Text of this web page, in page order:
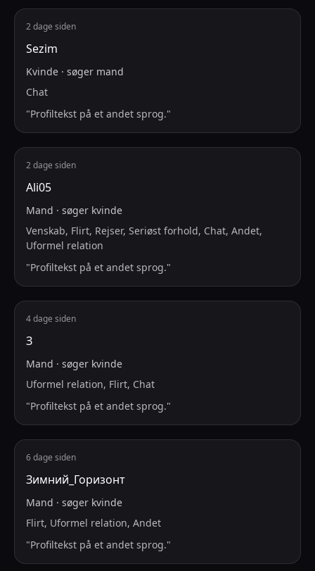
2 dage siden
Sezim
Kvinde · søger mand
Chat
"Profiltekst på et andet sprog."
2 dage siden
Ali05
Mand · søger kvinde
Venskab, Flirt, Rejser, Seriøst forhold, Chat, Andet,
Uformel relation
"Profiltekst på et andet sprog."
4 dage siden
З
Mand · søger kvinde
Uformel relation, Flirt, Chat
"Profiltekst på et andet sprog."
6 dage siden
Зимний_Горизонт
Mand · søger kvinde
Flirt, Uformel relation, Andet
"Profiltekst på et andet sprog."